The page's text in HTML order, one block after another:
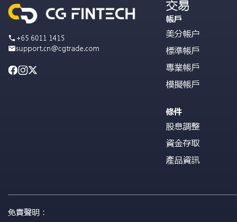
+65 6011 1415
support.cn@cgtrade.com
交易
帳戶
美分帳户
標準帳戶
專業帳戶
模擬帳戶
條件
股息調整
資金存取
產品資訊
免責聲明：